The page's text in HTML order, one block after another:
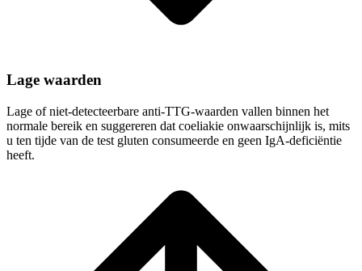
Lage waarden
Lage of niet-detecteerbare anti-TTG-waarden vallen binnen het
normale bereik en suggereren dat coeliakie onwaarschijnlijk is, mits
u ten tijde van de test gluten consumeerde en geen IgA-deficiëntie
heeft.